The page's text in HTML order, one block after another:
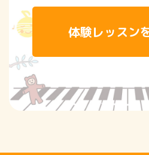
体験レッスン